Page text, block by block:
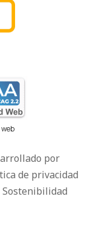
por
de privacidad